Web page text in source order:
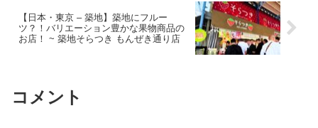
【日本・東京 – 築地】築地にフルー
ツ？！バリエーション豊かな果物商品の
お店！ ~ 築地そらつき もんぜき通り店
コメント